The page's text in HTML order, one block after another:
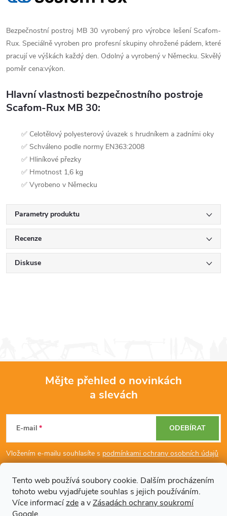
Tento web používá soubory cookie. Dalším procházením
tohoto webu vyjadřujete souhlas s jejich používáním.
Více informacízde a vZásadách ochrany soukromí
Bezpečnostní postroj MB 30 vyrobený pro výrobce lešení Scafom-
Rux. Speciálně vyroben pro profesní skupiny ohrožené pádem, které
pracují ve výškách každý den. Odolný a vyrobený v Německu. Skvělý
poměr cena:výkon.
Hlavní vlastnosti bezpečnostního postroje
Scafom-Rux MB 30:
✅ Celotělový polyesterový úvazek s hrudníkem a zadními oky
✅ Schváleno podle normy EN363:2008
✅ Hliníkové přezky
✅ Hmotnost 1,6 kg
✅ Vyrobeno v Německu
Parametry produktu
Recenze
Diskuse
p
Mějte přehled o novinkách
a slevách
E-mail
Vložením e-mailu souhlasíte s podmínkami ochrany osobních údajů
ODEBÍRAT
Dodatečné informace